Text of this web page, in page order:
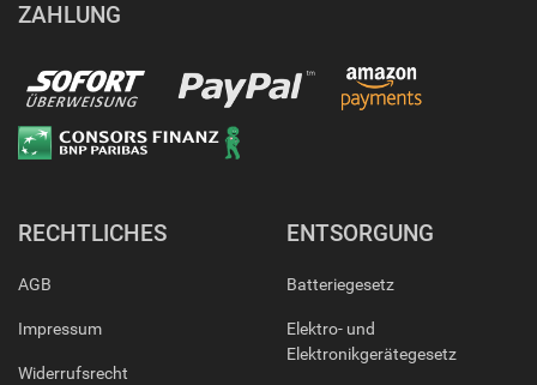
ZAHLUNG
RECHTLICHES
AGB
Impressum
Widerrufsrecht
ENTSORGUNG
Batteriegesetz
Elektro- und
Elektronikgerätegesetz